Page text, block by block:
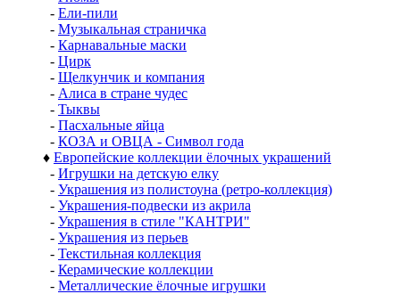
- Ели-пили
- Музыкальная страничка
- Карнавальные маски
- Цирк
- Щелкунчик и компания
- Алиса в стране чудес
- Тыквы
- Пасхальные яйца
- КОЗА и ОВЦА - Символ года
♦ Европейские коллекции ёлочных украшений
- Игрушки на детскую елку
- Украшения из полистоуна (ретро-коллекция)
- Украшения-подвески из акрила
- Украшения в стиле "КАНТРИ"
- Украшения из перьев
- Текстильная коллекция
- Керамические коллекции
- Металлические ёлочные игрушки